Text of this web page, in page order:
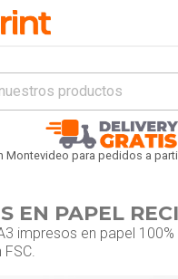
Montevideo para pedidos a
EN PAPEL
impresos en papel